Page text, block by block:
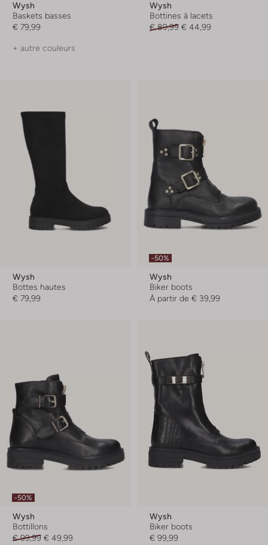
Wysh
Baskets basses
€ 79,99
+ autre couleurs
Wysh
Bottines à lacets
€ 89,99 € 44,99
Wysh
Bottes hautes
€ 79,99
-50%
Wysh
Biker boots
À partir de € 39,99
-50%
Wysh
Bottillons
€ 99,99 € 49,99
Wysh
Biker boots
€ 99,99